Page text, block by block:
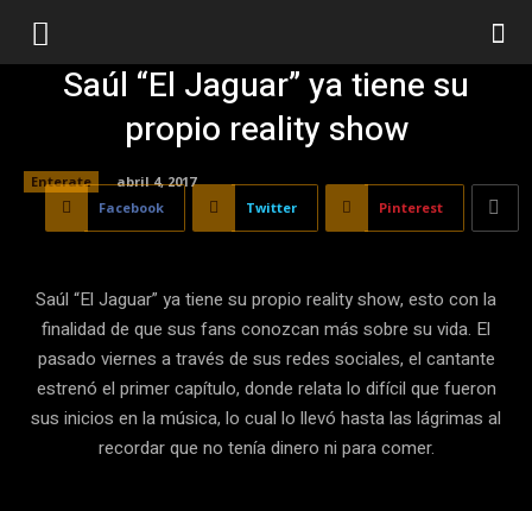
Saúl “El Jaguar” ya tiene su
propio reality show
Enterate
abril 4, 2017
Facebook
Twitter Pinterest
Saúl “El Jaguar” ya tiene su propio reality show, esto con la
finalidad de que sus fans conozcan más sobre su vida. El
pasado viernes a través de sus redes sociales, el cantante
estrenó el primer capítulo, donde relata lo difícil que fueron
sus inicios en la música, lo cual lo llevó hasta las lágrimas al
recordar que no tenía dinero ni para comer.